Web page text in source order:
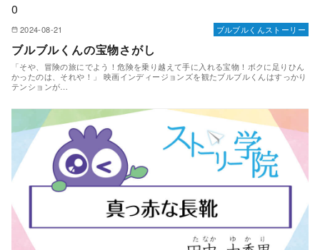
0
2024-08-21 ブルブルくんストーリー
ブルブルくんの宝物さがし
「そや、冒険の旅にでよう！危険を乗り越えて手に入れる宝物！ボクに足りひん
かったのは、それや！」 映画インディージョンズを観たブルブルくんはすっかり
テンションが…